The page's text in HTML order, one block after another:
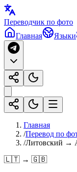
Переводчик по фото
Главная
Языки
Главная
/Перевод по
/Литовский →
🇱🇹 → 🇬🇧